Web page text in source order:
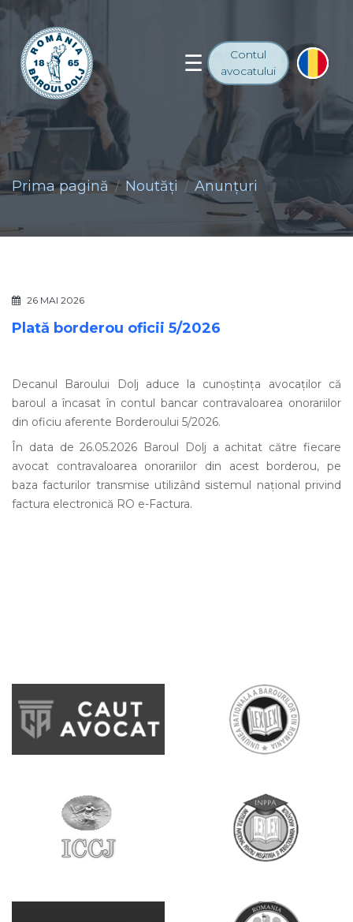
Contul
avocatului
Prima pagină Noutăţi Anunţuri
26 MAI 2026
Plată borderou oficii 5/2026
Decanul Baroului Dolj aduce la cunoștința avocaților că
baroul a încasat în contul bancar contravaloarea onorariilor
din oficiu aferente Borderoului 5/2026.
În data de 26.05.2026 Baroul Dolj a achitat către fiecare
avocat contravaloarea onorariilor din acest borderou, pe
baza facturilor transmise utilizând sistemul național privind
factura electronică RO e-Factura.